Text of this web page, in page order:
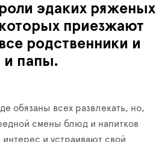
эдаких ряженых
приезжают
родственники и
и папы.
обязаны всех развлекать, но,
смены блюд и напитков
интерес и устраивают свой